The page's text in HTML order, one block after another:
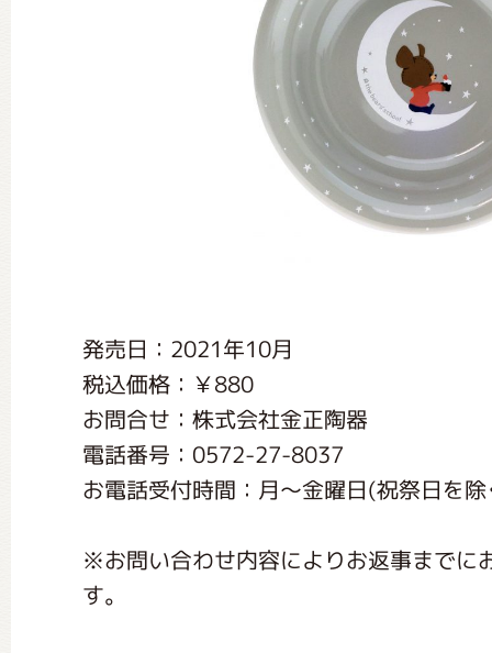
発売日：2021年10月
税込価格：￥880
お問合せ：株式会社金正陶器
電話番号：0572-27-8037
お電話受付時間：月〜金曜日(祝祭日を
※お問い合わせ内容によりお返事までに
す。
おたのしみコンテンツ(クイズ・
チア ジャッキーズ！
くまのがっこう 家庭科部